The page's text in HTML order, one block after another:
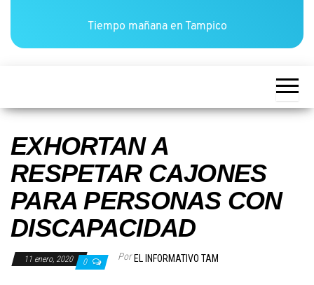
Tiempo mañana en Tampico
EXHORTAN A
RESPETAR CAJONES
PARA PERSONAS CON
DISCAPACIDAD
11 enero, 2020 0 Por EL INFORMATIVO TAM